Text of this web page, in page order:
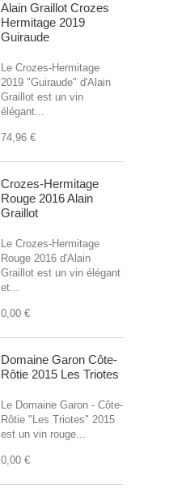
Alain Graillot Crozes
Hermitage 2019
Guiraude
Le Crozes-Hermitage
2019 "Guiraude" d'Alain
Graillot est un vin
élégant...
74,96 €
Crozes-Hermitage
Rouge 2016 Alain
Graillot
Le Crozes-Hermitage
Rouge 2016 d'Alain
Graillot est un vin élégant
et...
0,00 €
Domaine Garon Côte-
Rôtie 2015 Les Triotes
Le Domaine Garon - Côte-
Rôtie "Les Triotes" 2015
est un vin rouge...
0,00 €